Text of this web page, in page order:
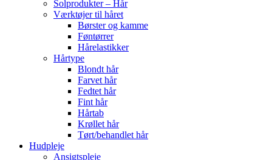
Solprodukter – Hår
Værktøjer til håret
Børster og kamme
Føntørrer
Hårelastikker
Hårtype
Blondt hår
Farvet hår
Fedtet hår
Fint hår
Hårtab
Krøllet hår
Tørt/behandlet hår
Hudpleje
Ansigtspleje